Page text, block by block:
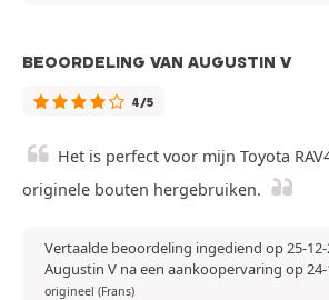
BEOORDELING VAN AUGUSTIN V
4/5
Het is perfect voor mijn Toyota
originele bouten hergebruiken.
Vertaalde beoordeling ingediend op 25-
Augustin V na een aankoopervaring op 24-
origineel (Frans)